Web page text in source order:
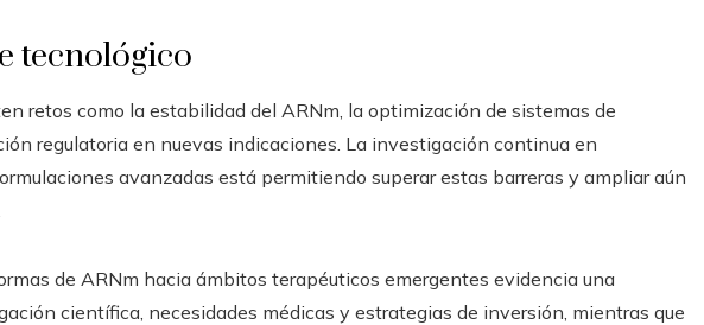
tecnológico
retos como la estabilidad del ARNm, la optimización de sistemas de
regulatoria en nuevas indicaciones. La investigación continua en
avanzadas está permitiendo superar estas barreras y ampliar aún
de ARNm hacia ámbitos terapéuticos emergentes evidencia una
científica, necesidades médicas y estrategias de inversión, mientras que